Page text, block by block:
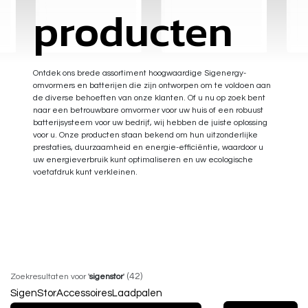
producten
Ontdek ons brede assortiment hoogwaardige Sigenergy-
omvormers en batterijen die zijn ontworpen om te voldoen aan
de diverse behoeften van onze klanten. Of u nu op zoek bent
naar een betrouwbare omvormer voor uw huis of een robuust
batterijsysteem voor uw bedrijf, wij hebben de juiste oplossing
voor u. Onze producten staan bekend om hun uitzonderlijke
prestaties, duurzaamheid en energie-efficiëntie, waardoor u
uw energieverbruik kunt optimaliseren en uw ecologische
voetafdruk kunt verkleinen.
Zoekresultaten voor'sigenstor' (42)
SigenStorAccessoiresLaadpalen